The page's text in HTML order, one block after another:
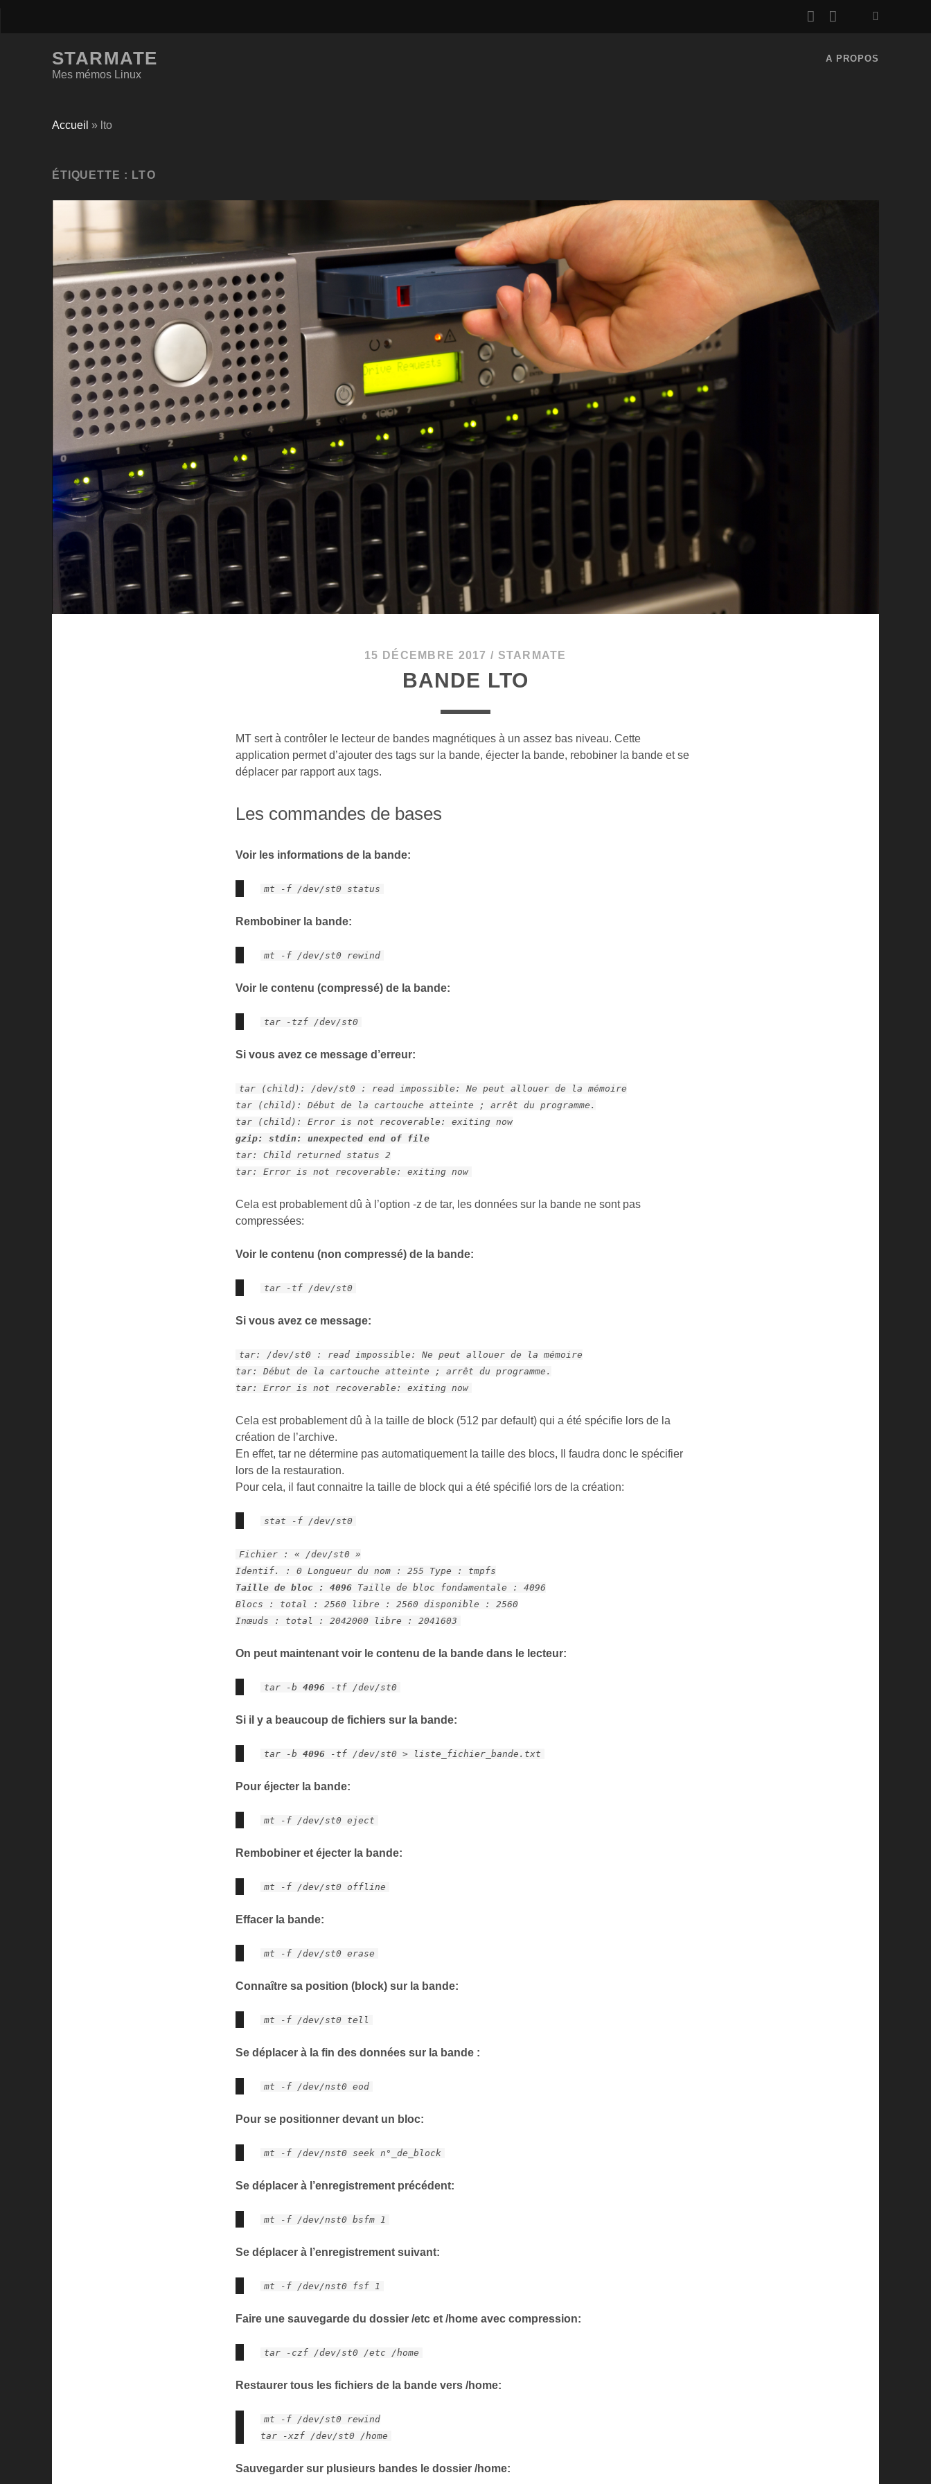
rss email
STARMATE
Mes mémos Linux
A PROPOS
Accueil » lto
ÉTIQUETTE : LTO
15 DÉCEMBRE 2017 / STARMATE
BANDE LTO
MT sert à contrôler le lecteur de bandes magnétiques à un assez bas niveau. Cette
application permet d’ajouter des tags sur la bande, éjecter la bande, rebobiner la bande et se
déplacer par rapport aux tags.
Les commandes de bases
Voir les informations de la bande:
mt -f /dev/st0 status
Rembobiner la bande:
mt -f /dev/st0 rewind
Voir le contenu (compressé) de la bande:
tar -tzf /dev/st0
Si vous avez ce message d’erreur:
tar (child): /dev/st0 : read impossible: Ne peut allouer de la mémoire
tar (child): Début de la cartouche atteinte ; arrêt du programme.
tar (child): Error is not recoverable: exiting now
gzip: stdin: unexpected end of file
tar: Child returned status 2
tar: Error is not recoverable: exiting now
Cela est probablement dû à l’option -z de tar, les données sur la bande ne sont pas
compressées:
Voir le contenu (non compressé) de la bande:
tar -tf /dev/st0
Si vous avez ce message:
tar: /dev/st0 : read impossible: Ne peut allouer de la mémoire
tar: Début de la cartouche atteinte ; arrêt du programme.
tar: Error is not recoverable: exiting now
Cela est probablement dû à la taille de block (512 par default) qui a été spécifie lors de la
création de l’archive.
En effet, tar ne détermine pas automatiquement la taille des blocs, Il faudra donc le spécifier
lors de la restauration.
Pour cela, il faut connaitre la taille de block qui a été spécifié lors de la création:
stat -f /dev/st0
Fichier : « /dev/st0 »
Identif. : 0 Longueur du nom : 255 Type : tmpfs
Taille de bloc : 4096 Taille de bloc fondamentale : 4096
Blocs : total : 2560 libre : 2560 disponible : 2560
Inœuds : total : 2042000 libre : 2041603
On peut maintenant voir le contenu de la bande dans le lecteur:
tar -b 4096-tf /dev/st0
Si il y a beaucoup de fichiers sur la bande:
tar -b 4096-tf /dev/st0 > liste_fichier_bande.txt
Pour éjecter la bande:
mt -f /dev/st0 eject
Rembobiner et éjecter la bande:
mt -f /dev/st0 offline
Effacer la bande:
mt -f /dev/st0 erase
Connaître sa position (block) sur la bande:
mt -f /dev/st0 tell
Se déplacer à la fin des données sur la bande :
mt -f /dev/nst0 eod
Pour se positionner devant un bloc:
mt -f /dev/nst0 seek n°_de_block
Se déplacer à l’enregistrement précédent:
mt -f /dev/nst0 bsfm 1
Se déplacer à l’enregistrement suivant:
mt -f /dev/nst0 fsf 1
Faire une sauvegarde du dossier /etc et /home avec compression:
tar -czf /dev/st0 /etc /home
Restaurer tous les fichiers de la bande vers /home:
mt -f /dev/st0 rewind
tar -xzf /dev/st0 /home
Sauvegarder sur plusieurs bandes le dossier /home: